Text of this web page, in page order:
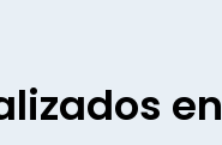
en